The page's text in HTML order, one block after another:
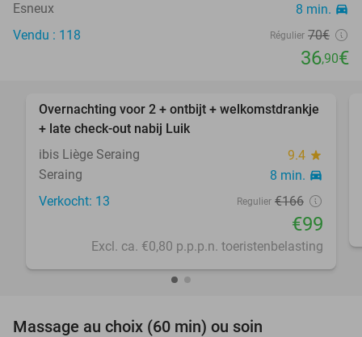
Esneux 8 min. directions_car
Vendu : 118 Régulier 70€
36,90€
40%
favorite_border
Overnachting voor 2 + ontbijt + welkomstdrankje
+ late check-out nabij Luik
ibis Liège Seraing
9.4 star
Seraing 8 min. directions_car
Verkocht: 13 Regulier €166
€99
Excl. ca. €0,80 p.p.p.n. toeristenbelasting
Massage au choix (60 min) ou soin